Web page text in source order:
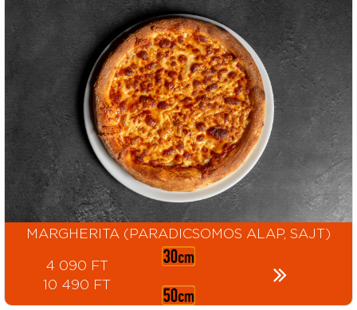
MARGHERITA (PARADICSOMOS ALAP, SAJT)
4 090 FT
10 490 FT